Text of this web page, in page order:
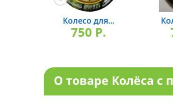
Колесо для...
750 P.
О товаре Колёса